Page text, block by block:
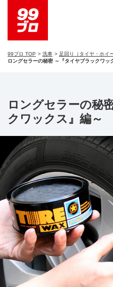
99ブロ TOP 洗車
足回り（タイヤ・ホイ
ロングセラーの秘密 ～『タイヤブラックワッ
ロングセラーの秘
クワックス』編～